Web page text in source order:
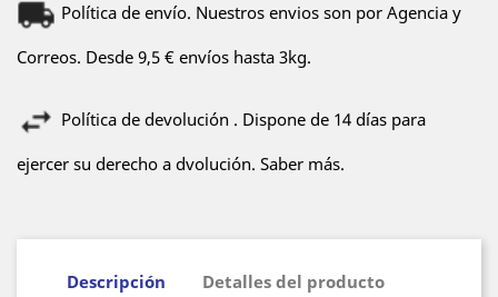
Política de envío. Nuestros envios son por Agencia y
Correos. Desde 9,5 € envíos hasta 3kg.
Política de devolución . Dispone de 14 días para
ejercer su derecho a dvolución. Saber más.
Descripción Detalles del producto